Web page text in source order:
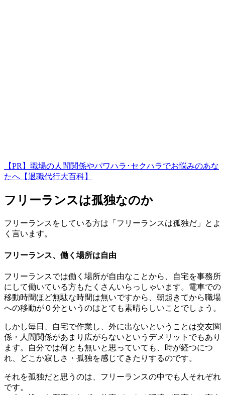
【PR】職場の人間関係やパワハラ･セクハラでお悩みのあな
たへ【退職代行大百科】
フリーランスは孤独なのか
フリーランスをしている方は「フリーランスは孤独だ」とよ
く言います。
フリーランス、働く場所は自由
フリーランスでは働く場所が自由なことから、自宅を事務所
にして働いている方もたくさんいらっしゃいます。電車での
移動時間ほど無駄な時間は無いですから、朝起きてから職場
への移動が０分というのはとても素晴らしいことでしょう。
しかし毎日、自宅で作業し、外に出ないということは交友関
係・人間関係があまり広がらないというデメリットでもあり
ます。自分では何とも無いと思っていても、時が経つにつ
れ、どこか寂しさ・孤独を感じてきたりするのです。
それを孤独だと思うのは、フリーランスの中でも人それぞれ
です。